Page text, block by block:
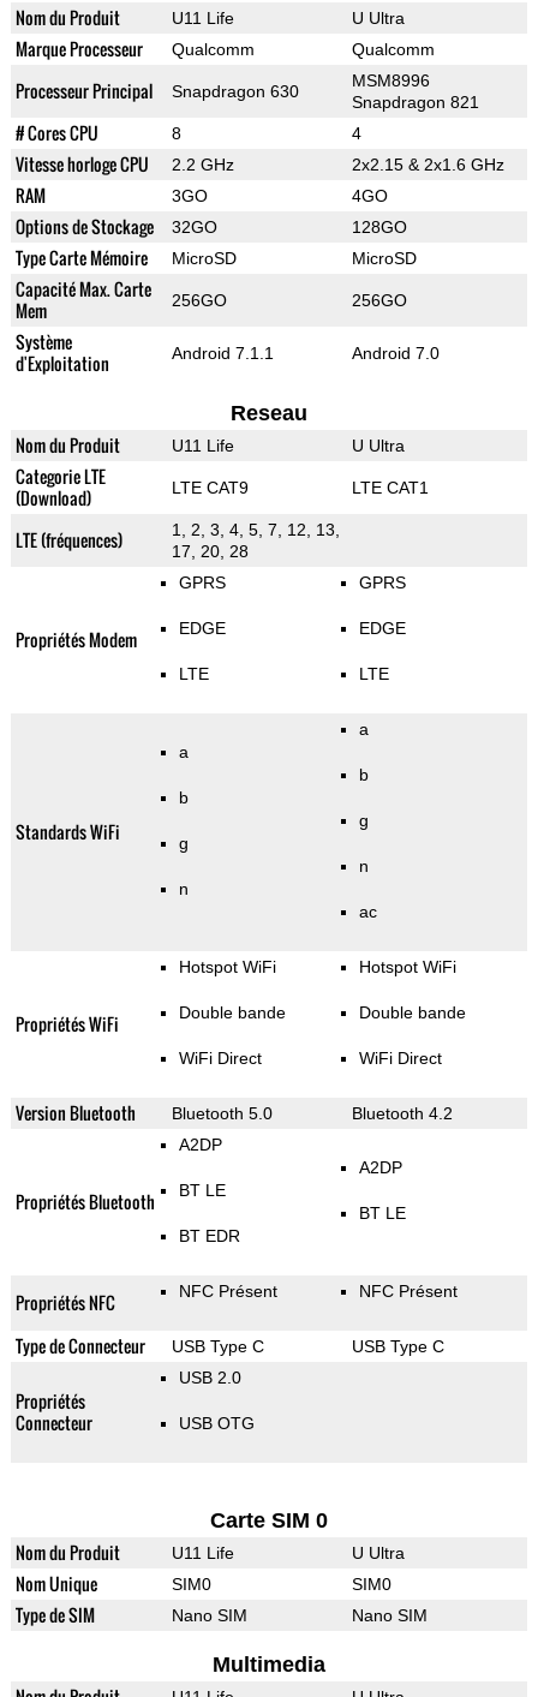
Nom du Produit U11 Life U Ultra
Marque Processeur Qualcomm Qualcomm
Processeur Principal Snapdragon 630
MSM8996
Snapdragon 821
# Cores CPU 8 4
Vitesse horloge CPU 2.2 GHz 2x2.15 & 2x1.6 GHz
RAM 3GO 4GO
Options de Stockage 32GO 128GO
Type Carte Mémoire MicroSD MicroSD
Capacité Max. Carte
Mem
256GO 256GO
Système
d'Exploitation
Android 7.1.1 Android 7.0
Reseau
Nom du Produit U11 Life U Ultra
Categorie LTE
(Download)
LTE CAT9 LTE CAT1
LTE (fréquences)
1, 2, 3, 4, 5, 7, 12, 13,
17, 20, 28
Propriétés Modem
GPRS
EDGE
LTE
GPRS
EDGE
LTE
Standards WiFi
a
b
g
n
a
b
g
n
ac
Propriétés WiFi
Hotspot WiFi
Double bande
WiFi Direct
Hotspot WiFi
Double bande
WiFi Direct
Version Bluetooth Bluetooth 5.0 Bluetooth 4.2
Propriétés Bluetooth
A2DP
BT LE
BT EDR
A2DP
BT LE
Propriétés NFC NFC Présent NFC Présent
Type de Connecteur USB Type C USB Type C
Propriétés
Connecteur
USB 2.0
USB OTG
Carte SIM 0
Nom du Produit U11 Life U Ultra
Nom Unique SIM0 SIM0
Type de SIM Nano SIM Nano SIM
Multimedia